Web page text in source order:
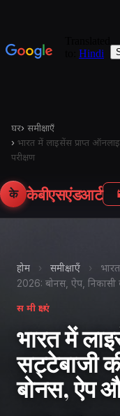
घर› समीक्षाएँ
› भारत में लाइसेंस प्राप्त
परीक्षण
के केबीएसएंडआर्ट
होम › समीक्षाएँ ›
2026: बोनस, ऐप, निकासी
समीक्षाएं
भारत में
सट्टेबाजी
बोनस, ऐप